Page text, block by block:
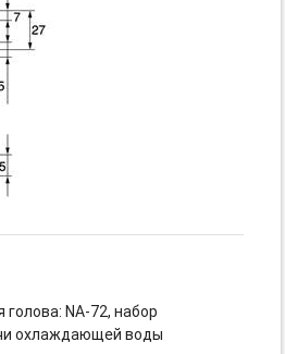
голова: NA-72, набор
охлаждающей воды